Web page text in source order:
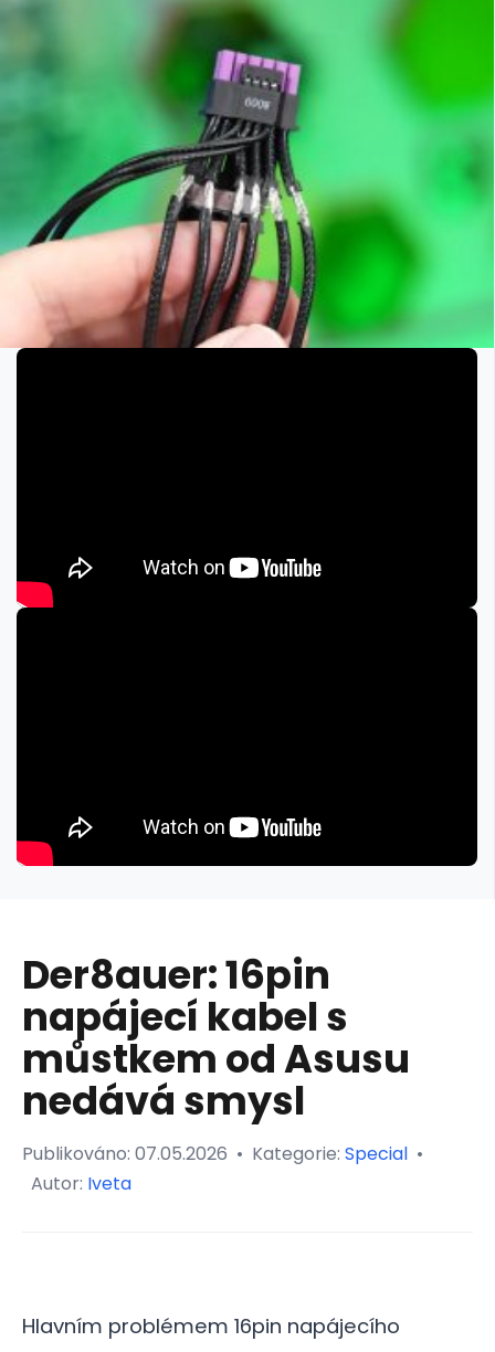
Der8auer: 16pin
napájecí kabel s
můstkem od Asusu
nedává smysl
Publikováno: 07.05.2026 • Kategorie: Special •
Autor: Iveta
Hlavním problémem 16pin napájecího